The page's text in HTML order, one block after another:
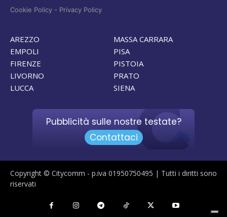
Cookie Policy - Privacy Policy
AREZZO
EMPOLI
FIRENZE
LIVORNO
LUCCA
MASSA CARRARA
PISA
PISTOIA
PRATO
SIENA
Pubblicità sulle nostre testate?
Contattaci
Copyright © Citycomm - p.iva 01950750495 | Tutti i diritti sono
riservati